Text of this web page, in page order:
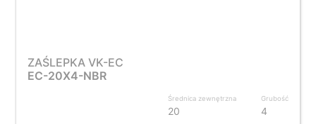
ZAŚLEPKA VK-EC
EC-20X4-NBR
Średnica zewnętrzna
20
Grubość
4